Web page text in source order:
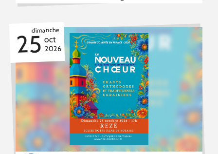
dimanche
25 oct
2026